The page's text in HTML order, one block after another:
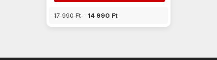
17 990 Ft 14 990 Ft